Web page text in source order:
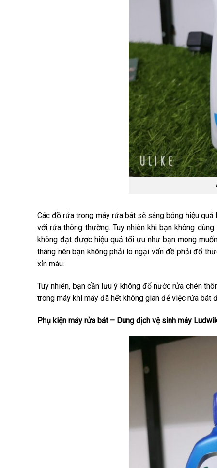
Các đồ rửa trong máy rửa bát sẽ sáng bóng hiệu
với rửa thông thường. Tuy nhiên khi bạn không
không đạt được hiệu quả tối ưu như bạn mong
tháng nên bạn không phải lo ngại vấn đề phải đổ
xỉn màu.
Tuy nhiên, bạn cần lưu ý không đổ nước rửa chén
trong máy khi máy đã hết không gian để việc rửa
Phụ kiện máy rửa bát – Dung dịch vệ sinh máy